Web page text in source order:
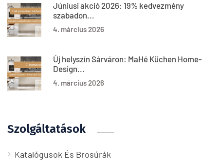
Júniusi akció 2026: 19% kedvezmény
szabadon...
4. március 2026
Új helyszín Sárváron: MaHé Küchen Home-
Design...
4. március 2026
Szolgáltatások
Katalógusok És Brosúrák